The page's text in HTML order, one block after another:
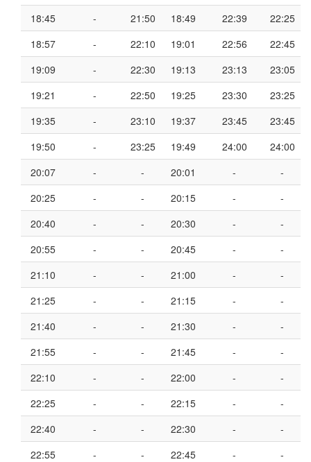
18:45
- 21:50 18:49 22:39
22:25
18:57
- 22:10 19:01 22:56
22:45
19:09
- 22:30 19:13 23:13
23:05
19:21
- 22:50 19:25 23:30
23:25
19:35
- 23:10 19:37 23:45
23:45
19:50
- 23:25 19:49 24:00
24:00
20:07
- - 20:01 -
-
20:25
- - 20:15 -
-
20:40
- - 20:30 -
-
20:55
- - 20:45 -
-
21:10
- - 21:00 -
-
21:25
- - 21:15 -
-
21:40
- - 21:30 -
-
21:55
- - 21:45 -
-
22:10
- - 22:00 -
-
22:25
- - 22:15 -
-
22:40
- - 22:30 -
-
22:55
- - 22:45 -
-